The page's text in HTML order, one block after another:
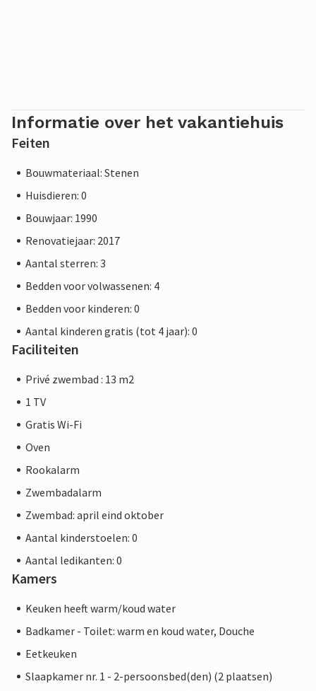
Informatie over het vakantiehuis
Feiten
Bouwmateriaal: Stenen
Huisdieren: 0
Bouwjaar: 1990
Renovatiejaar: 2017
Aantal sterren: 3
Bedden voor volwassenen: 4
Bedden voor kinderen: 0
Aantal kinderen gratis (tot 4 jaar): 0
Faciliteiten
Privé zwembad : 13 m2
1 TV
Gratis Wi-Fi
Oven
Rookalarm
Zwembadalarm
Zwembad: april eind oktober
Aantal kinderstoelen: 0
Aantal ledikanten: 0
Kamers
Keuken heeft warm/koud water
Badkamer - Toilet: warm en koud water, Douche
Eetkeuken
Slaapkamer nr. 1 - 2-persoonsbed(den) (2 plaatsen)